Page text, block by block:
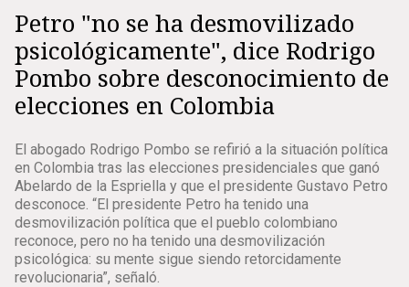
Petro "no se ha desmovilizado
psicológicamente", dice Rodrigo
Pombo sobre desconocimiento de
elecciones en Colombia
El abogado Rodrigo Pombo se refirió a la situación política
en Colombia tras las elecciones presidenciales que ganó
Abelardo de la Espriella y que el presidente Gustavo Petro
desconoce. “El presidente Petro ha tenido una
desmovilización política que el pueblo colombiano
reconoce, pero no ha tenido una desmovilización
psicológica: su mente sigue siendo retorcidamente
revolucionaria”, señaló.